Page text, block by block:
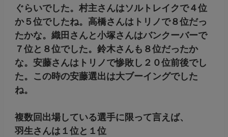
ぐらいでした。村主さんはソルトレイクで４位
か５位でしたね。高橋さんはトリノで８位だっ
たかな。織田さんと小塚さんはバンクーバーで
７位と８位でした。鈴木さんも８位だったか
な。安藤さんはトリノで惨敗し２０位前後でし
た。この時の安藤選出は大ブーイングでした
ね。
複数回出場している選手に限って言えば、
羽生さんは１位と１位